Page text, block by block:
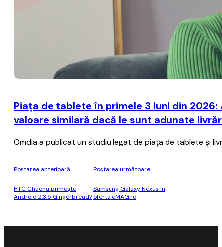
Piața de tablete în primele 3 luni din
valoare similară dacă le sunt adunate
Omdia a publicat un studiu legat de piața de tablete și
Postarea anterioară
HTC Chacha primește
Android 2.3.5 Gingerbread?
Postarea următoare
Samsung Galaxy Nexus în
oferta eMAG.ro